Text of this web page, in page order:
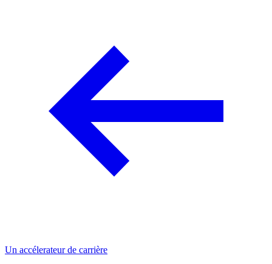
Un accélerateur de carrière